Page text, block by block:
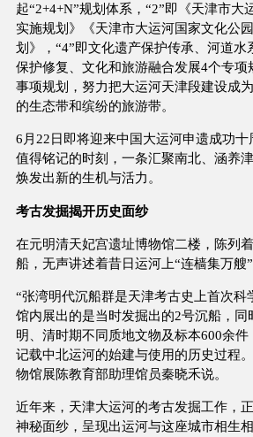
起“2+4+N”规划体系，“2”即《天津市大
实施规划》《天津市大运河国家文化公
划》，“4”即文化遗产保护传承、河道水
保护修复、文化和旅游融合发展4个专项
事项规划，努力把大运河天津段建设成
的生态带和缤纷的旅游带。
6月22日即将迎来中国大运河申遗成功
值得铭记的时刻，一条汇聚南北、涵养
焕发出新的生机与活力。
考古发掘揭开历史面纱
在元明清天妃宫遗址博物馆二楼，陈列
船，无声讲述着昔日运河上“连樯集万艘”
“张湾明代沉船群是天津考古史上首次科
馆内展出的是当时发掘出的2号沉船，同
明、清时期不同质地文物及标本600余
记载中北运河的始建与使用的历史过程
物馆展陈教育部助理馆员秦晓禾说。
近年来，天津大运河的考古发掘工作，
神秘面纱，呈现出运河与这座城市相生